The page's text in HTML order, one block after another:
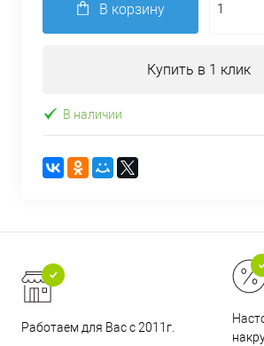
В корзину
Купить в 1 клик
В наличии
Работаем для Вас с 2011г.